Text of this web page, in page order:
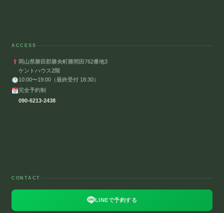
ACCESS
岡山県勝田郡勝央町勝間田762番地3
ケントハウス2階
10:00〜19:00（最終受付 18:30）
完全予約制
090-6213-2438
CONTACT
LINEで予約する